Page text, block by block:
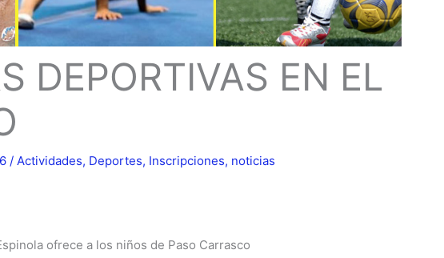
DEPORTIVAS EN EL
/ Actividades, Deportes, Inscripciones, noticias
ofrece a los niños de Paso Carrasco